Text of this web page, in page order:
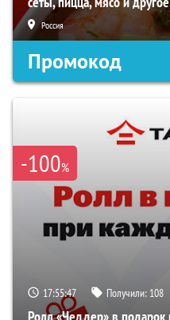
Россия
Промокод
-100%
17:55:47 Получили: 108